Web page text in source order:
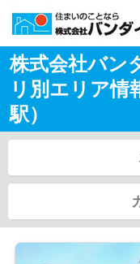
株式会社バン
リ別エリア情
駅）